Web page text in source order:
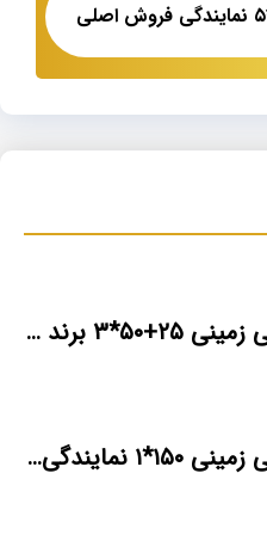
کابل آلومینیومی زمینی ۲۵+۵۰*۳ برند ماهان
کابل آلومینیومی زمینی ۱۵۰*۱ نمایندگی فروش